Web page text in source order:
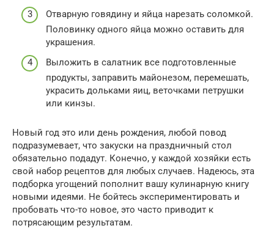
Отварную говядину и яйца нарезать соломкой.
Половинку одного яйца можно оставить для
украшения.
Выложить в салатник все подготовленные
продукты, заправить майонезом, перемешать,
украсить дольками яиц, веточками петрушки
или кинзы.
Новый год это или день рождения, любой повод
подразумевает, что закуски на праздничный стол
обязательно подадут. Конечно, у каждой хозяйки есть
свой набор рецептов для любых случаев. Надеюсь, эта
подборка угощений пополнит вашу кулинарную книгу
новыми идеями. Не бойтесь экспериментировать и
пробовать что-то новое, это часто приводит к
потрясающим результатам.